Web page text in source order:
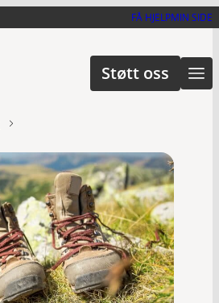
FÅ HJELPMIN SIDE
Støtt oss